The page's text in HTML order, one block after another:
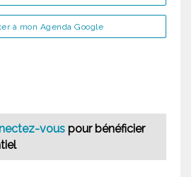
à mon Agenda Google
vouspour bénéficier